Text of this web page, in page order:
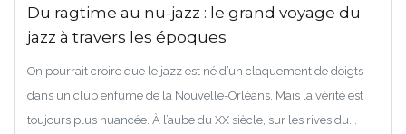
Du ragtime au nu-jazz : le grand voyage du
jazz à travers les époques
On pourrait croire que le jazz est né d’un claquement de doigts
dans un club enfumé de la Nouvelle-Orléans. Mais la vérité est
toujours plus nuancée. À l’aube du XX siècle, sur les rives du...